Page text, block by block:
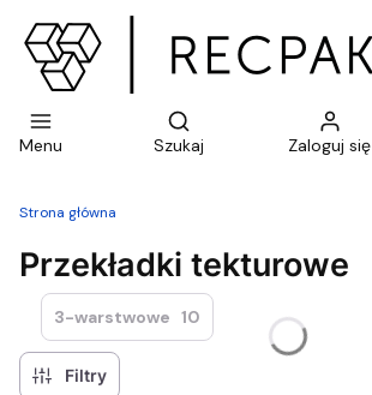
Menu
Otwórz wyszukiwarkę
Szukaj Zaloguj się
Strona główna
Przekładki tekturowe
3-warstwowe 10
Filtry